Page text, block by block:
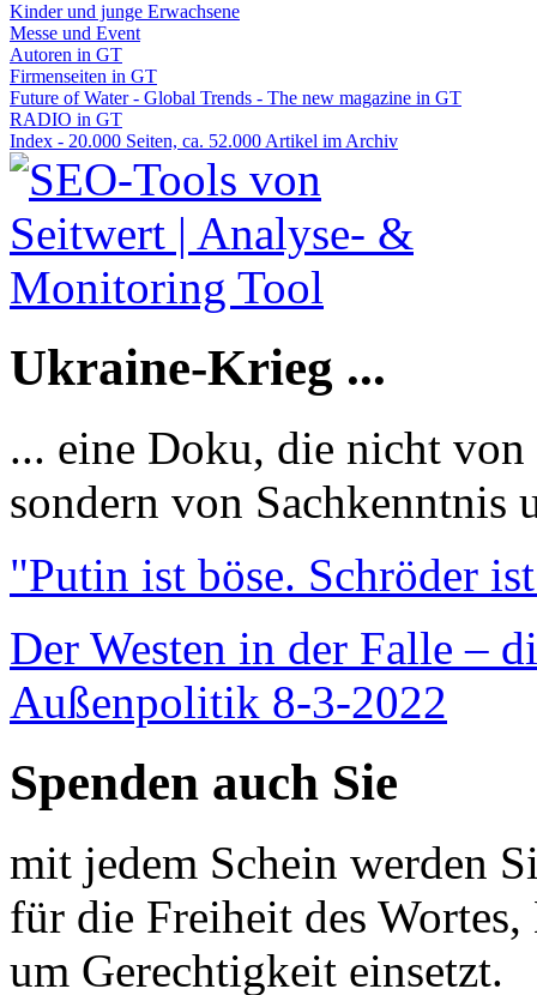
Kinder und junge Erwachsene
Messe und Event
Autoren in GT
Firmenseiten in GT
Future of Water - Global Trends - The new magazine in GT
RADIO in GT
Index - 20.000 Seiten, ca. 52.000 Artikel im Archiv
Ukraine-Krieg ...
... eine Doku, die nicht
sondern von Sachkenntnis
"Putin ist böse. Schröder
Der Westen in der Falle –
Außenpolitik 8-3-2022
Spenden auch Sie
mit jedem Schein werden
für die Freiheit des
um Gerechtigkeit einsetzt.